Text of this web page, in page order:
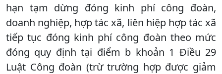
hạn tạm dừng đóng kinh phí công đoàn,
doanh nghiệp, hợp tác xã, liên hiệp hợp tác xã
tiếp tục đóng kinh phí công đoàn theo mức
đóng quy định tại điểm b khoản 1 Điều 29
Luật Công đoàn (trừ trường hợp được giảm